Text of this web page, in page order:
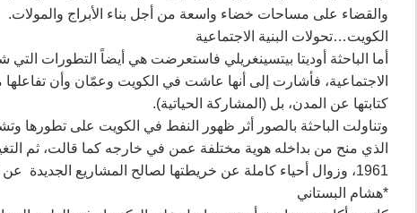
والقضاء على مساحات خضاء واسعة من أجل بناء الأبراج والمولات.
الكويت…تحولات البنية الاجتماعية
أما الباحثة أوديتا بيتسينغريلي فاستعرضت هي أيضاً التطورات
الاجتماعية، فأشارت إلى أنها عاشت في الكويت وعمّان وأن
كتابتها عن المدن، بل (المشاركة الحياتية).
الذي منح من بداخله هوية مختلفة عمن في خارجه كما قالت، ثم
1961، وزوال أحياء كاملة عن خريطتها لصالح المشاريع الجديدة عن المشاركين في الندوة
*هشام البستاني